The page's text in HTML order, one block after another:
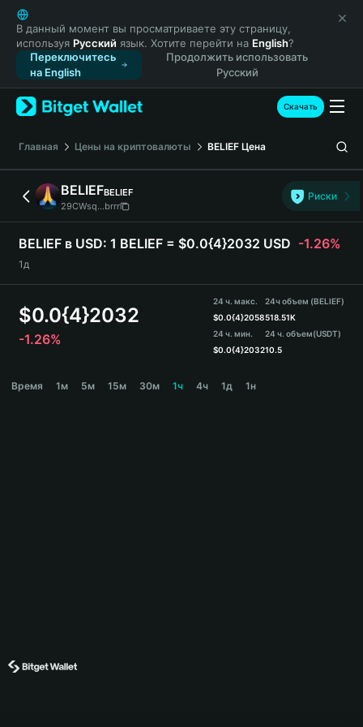
English
日本語
Tiếng Việt
Русский
Español (Latinoamérica)
Türkçe
Français
Deutsch
简体中文
繁體中文
Português (Portugal)
Bahasa Indonesia
ภาษาไทย
हिन्दी
Español
Português (Brasil)
В данный момент вы просматриваете эту страницу,
используя Русский язык. Хотите перейти на English?
Переключитесь
на English
Продолжить использовать
Русский
Скачать
Главная Цены на криптовалюты BELIEF Цена
BELIEFBELIEF
29CWsq...brrr
Риски
BELIEF в USD: 1 BELIEF = $0.0{4}2032 USD -1.26%
1д
$0.0{4}2032
-1.26%
24 ч. макс.
$0.0{4}2058
24 ч. мин.
$0.0{4}2032
24ч объем (BELIEF)
518.51K
24 ч. объем(USDT)
10.5
Время 1м 5м 15м 30м 1ч 4ч 1д 1н